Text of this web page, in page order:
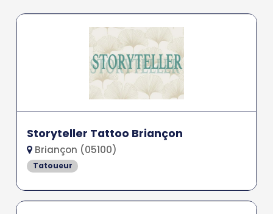
Storyteller Tattoo Briançon
Briançon (05100)
Tatoueur